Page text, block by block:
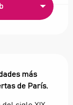
más
de París.